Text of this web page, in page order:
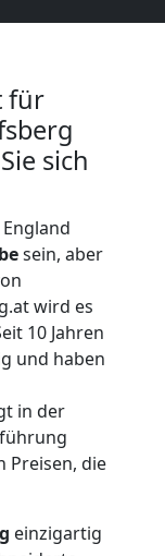
für
sich
sein, aber
wird es
10 Jahren
und haben
in der
Preisen, die
einzigartig